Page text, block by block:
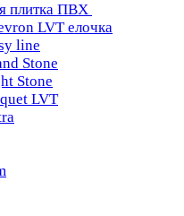
плитка ПВХ
LVT елочка
line
Stone
Stone
LVT